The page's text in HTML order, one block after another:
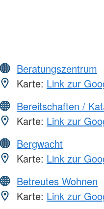
Beratungszentrum
Karte: Link zur
Bereitschaften /
Karte: Link zur
Bergwacht
Karte: Link zur
Betreutes Wohnen
Karte: Link zur